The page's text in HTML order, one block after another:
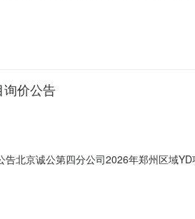
，税率3%，服务期限为自合同签订之日
询价公告
北京诚公第四分公司2026年郑州区域
服务项目。1.2采购内容及分包（标包）